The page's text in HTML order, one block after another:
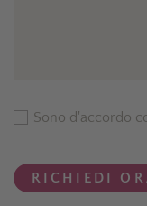
Sono d'accordo
RICHIEDI